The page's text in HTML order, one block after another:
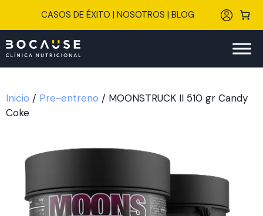
CASOS DE ÉXITO | NOSOTROS | BLOG
Inicio / Pre-entreno / MOONSTRUCK II 510 gr Candy
Coke